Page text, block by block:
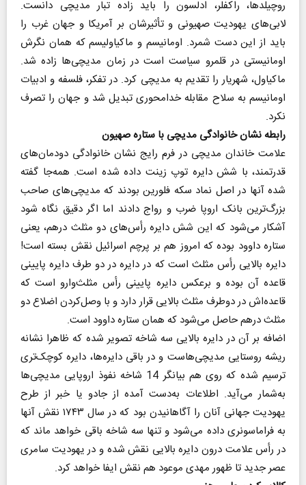
روچیلدها، راکفلر، ادلسون را باید ‌‌زاده تبار مدیچی دانست.
لابی‌های یهودیت صهیونی و تأثیرشان بر آمریکا و جهان غرب را
باید از این دست شمرد. اومانیسم و ماکیاولیسم که همان نگرش
اومانیستی در قلمرو سیاست است در زمان مدیچی‌ها‌‌ زاده شد.
ماکیاول، شهریار را تقدیم به مدیچی کرد. در تفکر، فلسفه و ادبیات
اومانیسم به سلاح مقابله خدا‌محوری تبدیل شد و جهان را تصرف
نکرد.
رابطه نشان خانوادگی مدیچی با ستاره صهیون
علامت خاندان مدیچی در فرم رایج نشان خانوادگی دودمان‌های
قدرتمند، با شش دایره توپ زینت داده شده است. همه‌جا گفته
شده آنها در اصل نماد سکه فلورین بودند که مدیچی‌های صاحب
بزرگ‌ترین بانک اروپا ضرب و رواج دادند اما اگر دقیق نگاه شود
آشکار می‌شود که این شش دایره رأس‌های دو مثلث درهم، یعنی
ستاره داوود بوده که امروز هم بر پرچم اسرائیل نقش بسته است!
دایره بالایی رأس مثلث است که در دایره در دو طرف دایره پایینی
قاعده آن بوده و برعکس دایره پایینی رأس مثلث‌وارو است که
قاعده‌اش در دوطرف مثلث بالایی قرار دارد و با وصل‌کردن اضلاع دو
مثلث درهم حاصل می‌شود که همان ستاره داوود است.
اضافه بر آن‌ در دایره بالایی سه شاخه تصویر شده که ظاهرا نشانه
ریشه روستایی مدیچی‌هاست و در باقی دایره‌ها، دایره کوچک‌تری
ترسیم شده که روی هم بیانگر 14 شاخه نفوذ اروپایی مدیچی‌ها
به‌شمار می‌آید. اطلاعات به‌دست آمده از جادو یا خبر از طرح
یهودیت جهانی آنان را آگاهانیدن بود که در سال ۱۷۴۳ نقش آنها
به فراماسونری داده می‌شود و تنها سه شاخه باقی خواهد ماند که
در رأس علامت درون دایره بالایی نقش شده و در یهودیت سامری
عصر جدید تا ظهور مهدی موعود هم نقش ایفا خواهد کرد.